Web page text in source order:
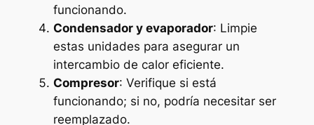
funcionando.
Condensador y evaporador: Limpie
estas unidades para asegurar un
intercambio de calor eficiente.
Compresor: Verifique si está
funcionando; si no, podría necesitar ser
reemplazado.